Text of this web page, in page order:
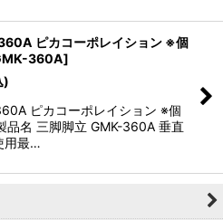
ピカコーポレイション ※個
360A]
)
ピカコーポレイション ※個
品名 三脚脚立 GMK-360A 垂直
用最…